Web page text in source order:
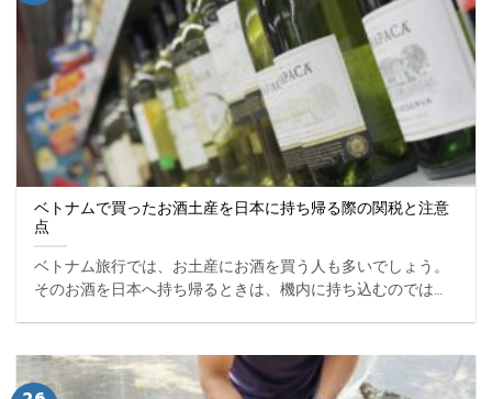
ベトナムで買ったお酒土産を日本に持ち帰る際の関税と注意
点
ベトナム旅行では、お土産にお酒を買う人も多いでしょう。
そのお酒を日本へ持ち帰るときは、機内に持ち込むのではな